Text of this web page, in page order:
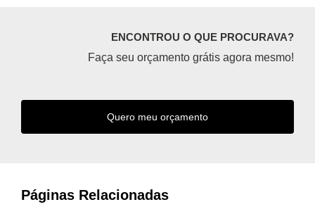
ENCONTROU O QUE PROCURAVA?
Faça seu orçamento grátis agora mesmo!
Quero meu orçamento
Páginas Relacionadas